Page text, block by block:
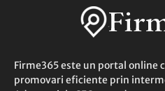
Firme365 este un portal online
promovari eficiente prin